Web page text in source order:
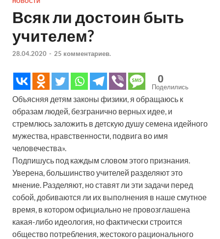
Всяк ли достоин быть
учителем?
28.04.2020 - 25 комментариев.
0
Поделились
Объясняя детям законы физики, я обращаюсь к
образам людей, безгранично верных идее, и
стремлюсь заложить в детскую душу семена идейного
мужества, нравственности, подвига во имя
человечества».
Подпишусь под каждым словом этого признания.
Уверена, большинство учителей разделяют это
мнение. Разделяют, но ставят ли эти задачи перед
собой, добиваются ли их выполнения в наше смутное
время, в котором официально не провозглашена
какая-либо идеология, но фактически строится
общество потребления, жестокого рационального